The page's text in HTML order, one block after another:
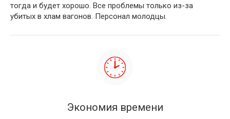
тогда и будет хорошо. Все проблемы только из-за
убитых в хлам вагонов. Персонал молодцы.
Экономия времени